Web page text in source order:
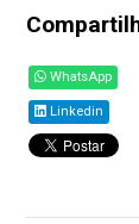
WhatsApp
Linkedin